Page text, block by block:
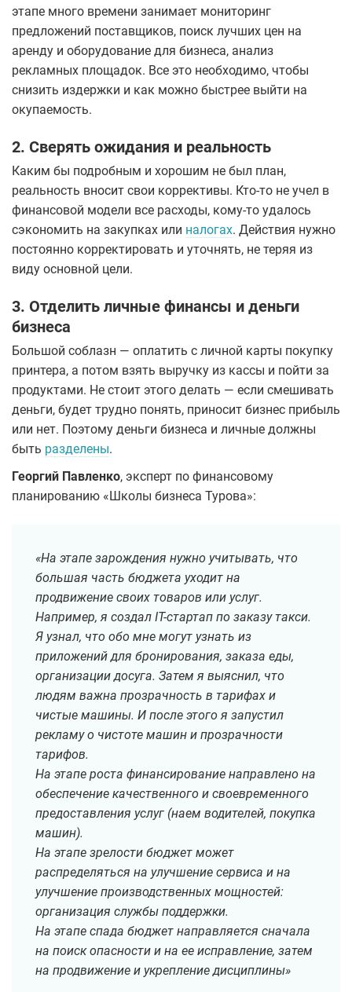
этапе много времени занимает мониторинг
предложений поставщиков, поиск лучших цен на
аренду и оборудование для бизнеса, анализ
рекламных площадок. Все это необходимо, чтобы
снизить издержки и как можно быстрее выйти на
окупаемость.
2. Сверять ожидания и реальность
Каким бы подробным и хорошим не был план,
реальность вносит свои коррективы. Кто-то не учел в
финансовой модели все расходы, кому-то удалось
сэкономить на закупках или налогах. Действия нужно
постоянно корректировать и уточнять, не теряя из
виду основной цели.
3. Отделить личные финансы и деньги
бизнеса
Большой соблазн — оплатить с личной карты покупку
принтера, а потом взять выручку из кассы и пойти за
продуктами. Не стоит этого делать — если смешивать
деньги, будет трудно понять, приносит бизнес прибыль
или нет. Поэтому деньги бизнеса и личные должны
быть разделены.
Георгий Павленко, эксперт по финансовому
планированию «Школы бизнеса Турова»:
«На этапе зарождения нужно учитывать, что
большая часть бюджета уходит на
продвижение своих товаров или услуг.
Например, я создал IT-стартап по заказу такси.
Я узнал, что обо мне могут узнать из
приложений для бронирования, заказа еды,
организации досуга. Затем я выяснил, что
людям важна прозрачность в тарифах и
чистые машины. И после этого я запустил
рекламу о чистоте машин и прозрачности
тарифов.
На этапе роста финансирование направлено на
обеспечение качественного и своевременного
предоставления услуг (наем водителей, покупка
машин).
На этапе зрелости бюджет может
распределяться на улучшение сервиса и на
улучшение производственных мощностей:
организация службы поддержки.
На этапе спада бюджет направляется сначала
на поиск опасности и на ее исправление, затем
на продвижение и укрепление дисциплины»